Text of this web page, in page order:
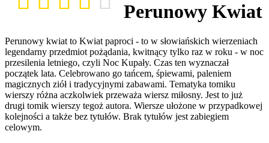
Perunowy Kwiat
Perunowy kwiat to Kwiat paproci - to w słowiańskich wierzeniach
legendarny przedmiot pożądania, kwitnący tylko raz w roku - w noc
przesilenia letniego, czyli Noc Kupały. Czas ten wyznaczał
początek lata. Celebrowano go tańcem, śpiewami, paleniem
magicznych ziół i tradycyjnymi zabawami. Tematyka tomiku
wierszy różna aczkolwiek przeważa wiersz miłosny. Jest to już
drugi tomik wierszy tegoż autora. Wiersze ułożone w przypadkowej
kolejności a także bez tytułów. Brak tytułów jest zabiegiem
celowym.